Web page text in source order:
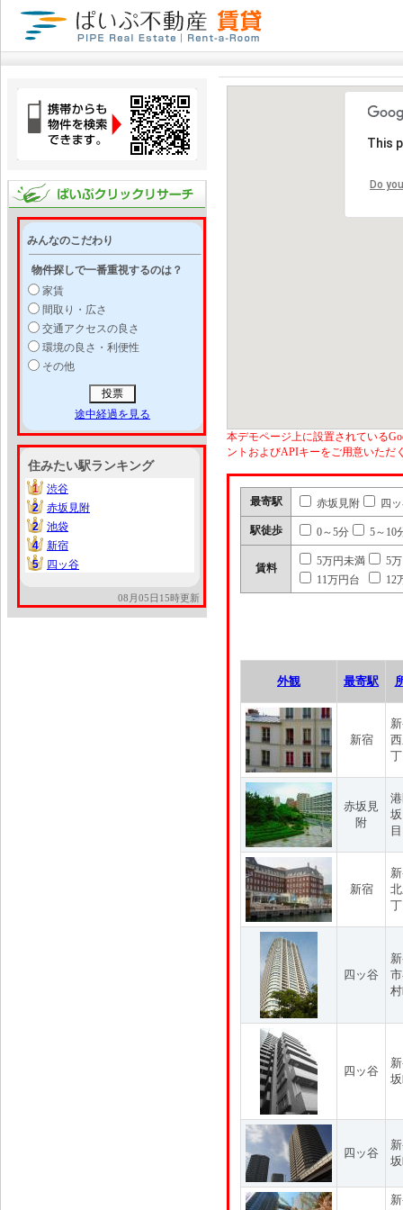
みんなのこだわり
物件探しで一番重視するのは？
家賃
間取り・広さ
交通アクセスの良さ
環境の良さ・利便性
その他
途中経過を見る
住みたい駅ランキング
1
1
渋谷
2
2
赤坂見附
2
2
池袋
4
4
新宿
5
5 四ッ谷
08月05日15時更新
This
Do
本デモページ上に設置されている
ントおよびAPIキーをご用意いただ
最寄駅 赤坂見附 四
駅徒歩 0～5分 5～10
賃料
5万円未満
5
11万円台
12
外観 最寄駅
新宿
赤坂見
附
目
新宿
四ッ谷
四ッ谷
四ッ谷